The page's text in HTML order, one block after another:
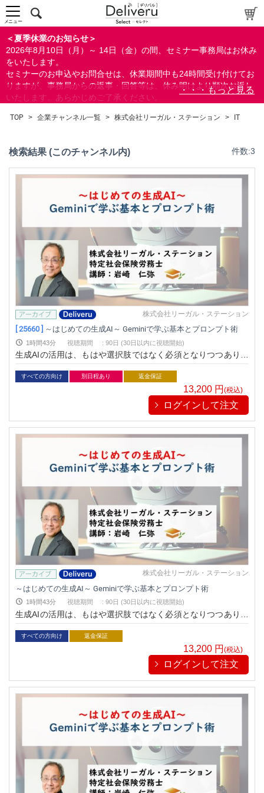
＜夏季休業のお知らせ＞
2026年8月10日（月）～ 14日（金）の間、セミナー事務局はお休み
をいたします。
セミナーのお申込やお問合せは、休業期間中も24時間受け付けてお
りますが、事務局からの返事・回答等は、休み明けより順次お返し
いたします。あらかじめご了承ください。
ができます。
メニュー
TOP > 企業チャンネル一覧 > 株式会社リーガル・ステーション > IT
検索結果 (このチャンネル内) 件数:3
株式会社リーガル・ステーション
[ 25660 ] ～はじめての生成AI～ Geminiで学ぶ基本とプロンプト術
1時間43分 視聴期間 : 90日 (30日以内に視聴開始)
生成AIの活用は、もはや選択肢ではなく必須となりつつありま
す。「段取り9割」から「仕上げ9割」への働き方のパラダイム
シフトが進む今、効率的なプロンプト設計技術を学び、業務品
質を向上させながら時間を創出できる人だけが選ばれる時代
に。端的明快、わかりやすさNo.1の岩崎仁弥氏が、即実践でき
すべての方向け 別日程あり 返金保証
13,200 円 (税込)
ログインして注文
株式会社リーガル・ステーション
～はじめての生成AI～ Geminiで学ぶ基本とプロンプト術
1時間43分 視聴期間 : 90日 (30日以内に視聴開始)
生成AIの活用は、もはや選択肢ではなく必須となりつつありま
す。「段取り9割」から「仕上げ9割」への働き方のパラダイム
シフトが進む今、効率的なプロンプト設計技術を学び、業務品
質を向上させながら時間を創出できる人だけが選ばれる時代
に。端的明快、わかりやすさNo.1の岩崎仁弥氏が、即実践でき
すべての方向け 返金保証
13,200 円(税込)
ログインして注文